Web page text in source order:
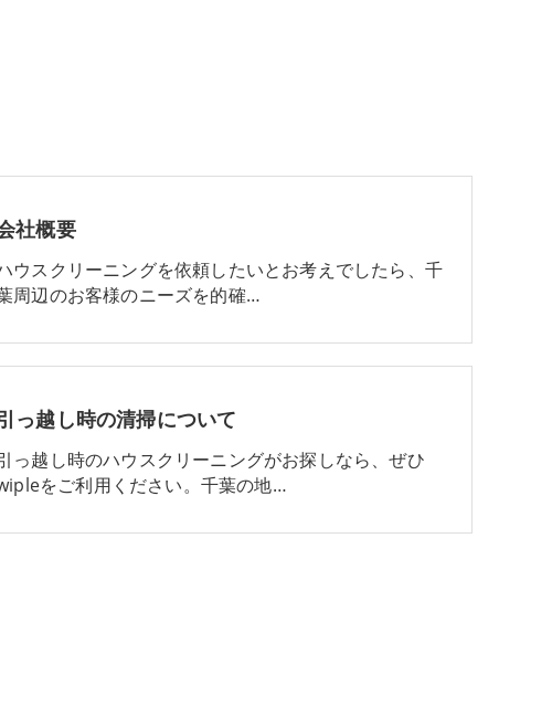
社概要
ウスクリーニングを依頼したいとお考えでしたら、千
周辺のお客様のニーズを的確…
っ越し時の清掃について
っ越し時のハウスクリーニングがお探しなら、ぜひ
をご利用ください。千葉の地…